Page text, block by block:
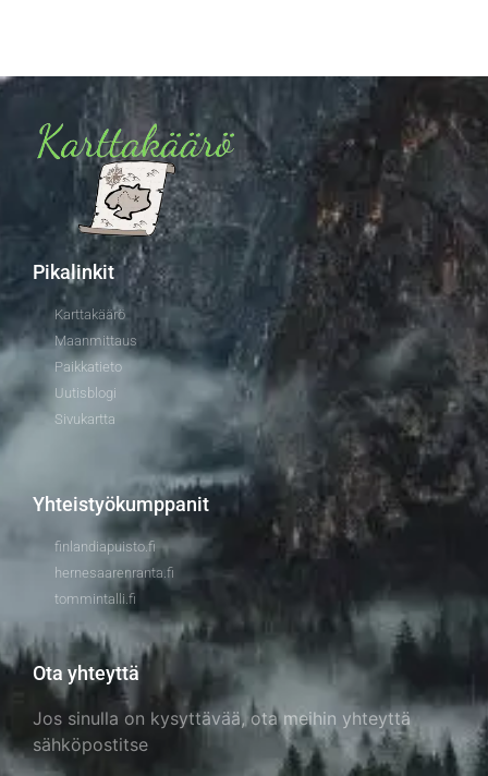
Pikalinkit
Karttakäärö
Maanmittaus
Paikkatieto
Uutisblogi
Sivukartta
Yhteistyökumppanit
finlandiapuisto.fi
hernesaarenranta.fi
tommintalli.fi
Ota yhteyttä
Jos sinulla on kysyttävää, ota meihin yhteyttä
sähköpostitse